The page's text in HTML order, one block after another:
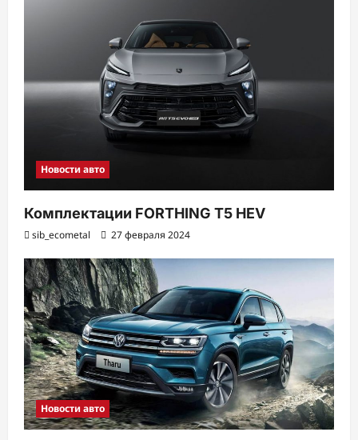
Новости авто
Комплектации FORTHING T5 HEV
sib_ecometal 27 февраля 2024
Новости авто